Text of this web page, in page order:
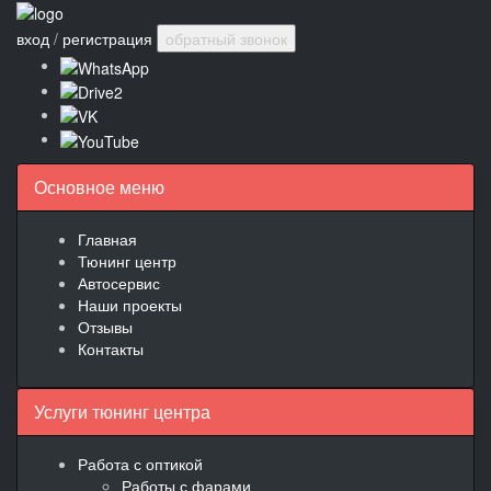
вход / регистрация обратный звонок
Основное меню
Главная
Тюнинг центр
Автосервис
Наши проекты
Отзывы
Контакты
Услуги тюнинг центра
Работа с оптикой
Работы с фарами